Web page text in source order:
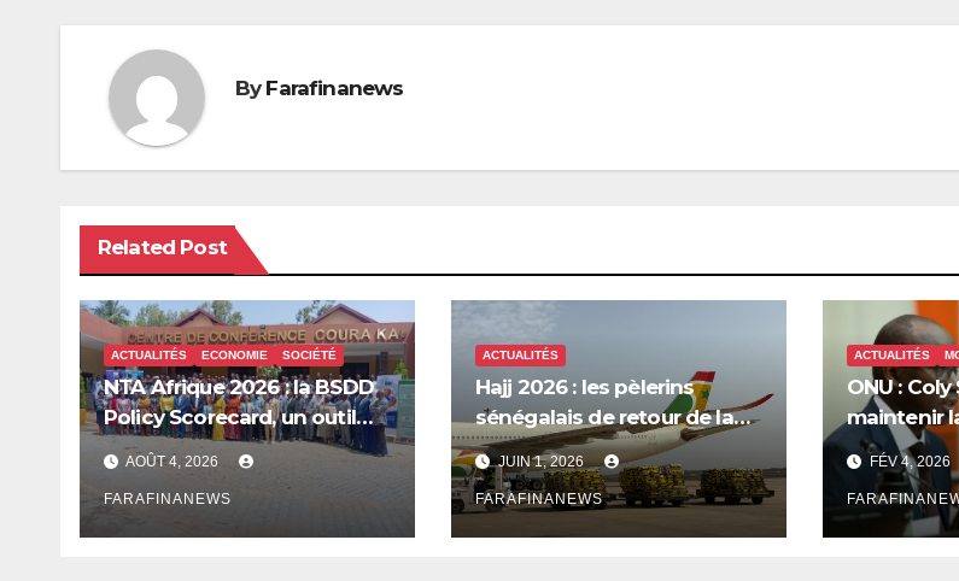
By Farafinanews
Related Post
ACTUALITÉS ECONOMIE SOCIÉTÉ
NTA Afrique 2026 : la BSDD
Policy Scorecard, un outil
pour mieux orienter les
dépenses publiques
AOÛT 4, 2026
FARAFINANEWS
ACTUALITÉS
Hajj 2026 : les pèlerins
sénégalais de retour de la
Mecque saluent les
innovations d’Air Sénégal SA
JUIN 1, 2026
FARAFINANEWS
ACTUALITÉS
ONU :
maintenir
pour les
palestinien
FÉV 4, 2026